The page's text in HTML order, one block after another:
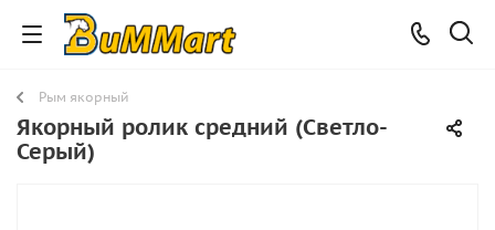
Рым якорный
Якорный ролик средний (Светло-
Серый)